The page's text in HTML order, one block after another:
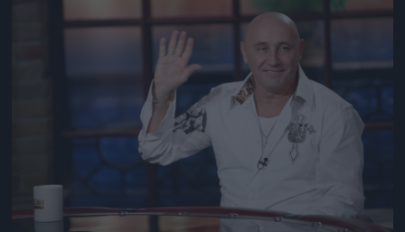
Jön még kép!